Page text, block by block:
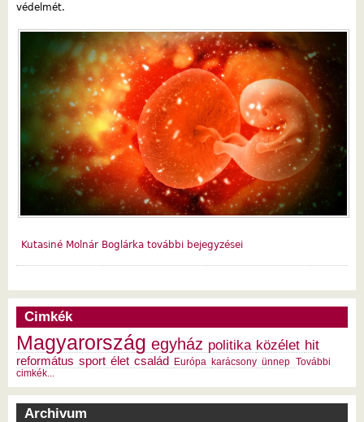
védelmét.
Kutasiné Molnár Boglárka további bejegyzései
Cimkék
Magyarország egyház politika közélet hit
református sport élet család Európa karácsony ünnep További
cimkék...
Archivum